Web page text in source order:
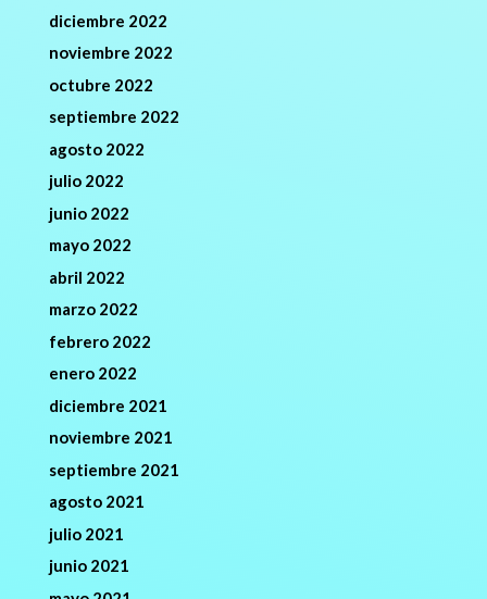
diciembre 2022
noviembre 2022
octubre 2022
septiembre 2022
agosto 2022
julio 2022
junio 2022
mayo 2022
abril 2022
marzo 2022
febrero 2022
enero 2022
diciembre 2021
noviembre 2021
septiembre 2021
agosto 2021
julio 2021
junio 2021